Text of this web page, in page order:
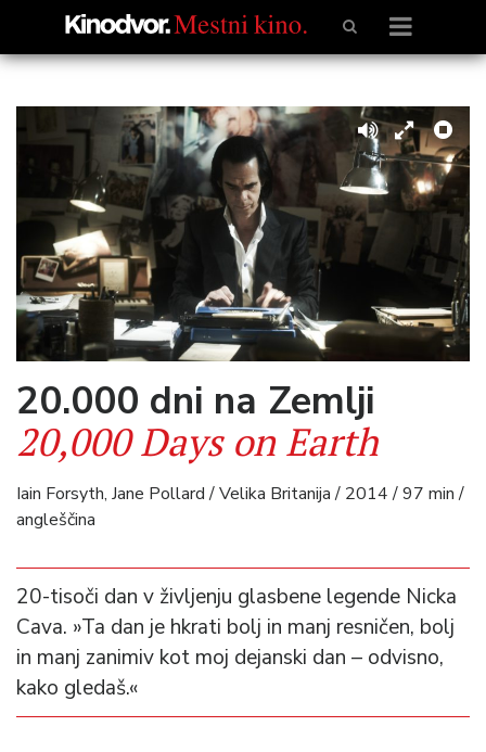
20.000 dni na Zemlji
20,000 Days on Earth
Iain Forsyth, Jane Pollard / Velika Britanija / 2014 / 97 min /
angleščina
20-tisoči dan v življenju glasbene legende Nicka
Cava. »Ta dan je hkrati bolj in manj resničen, bolj
in manj zanimiv kot moj dejanski dan – odvisno,
kako gledaš.«